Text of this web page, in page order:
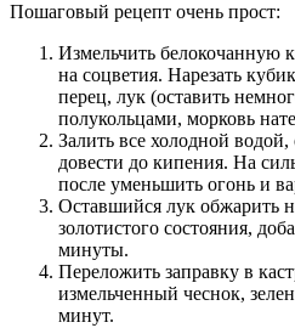
Пошаговый рецепт очень прост:
Измельчить белокочанную
на соцветия. Нарезать
перец, лук (оставить
полукольцами, морковь
Залить все холодной
довести до кипения. На
после уменьшить огонь и
Оставшийся лук обжарить
золотистого состояния,
минуты.
Переложить заправку в
измельченный чеснок,
минут.